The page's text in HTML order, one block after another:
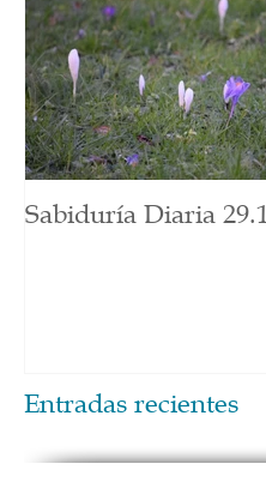
Sabiduría Diaria
Entradas recientes